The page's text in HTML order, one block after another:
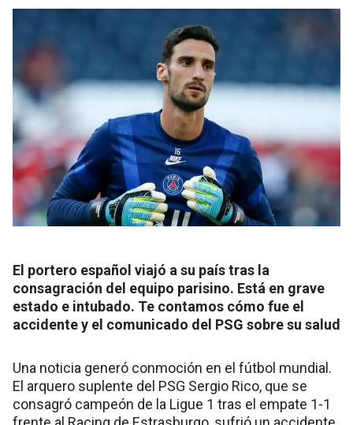
El portero español viajó a su país tras la
consagración del equipo parisino. Está en grave
estado e intubado. Te contamos cómo fue el
accidente y el comunicado del PSG sobre su salud
Una noticia generó conmoción en el fútbol mundial.
El arquero suplente del PSG Sergio Rico, que se
consagró campeón de la Ligue 1 tras el empate 1-1